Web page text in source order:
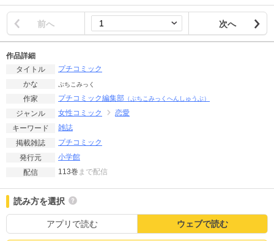
前へ 次へ
作品詳細
タイトル
プチコミック
かな
ぷちこみっく
作家 プチコミック編集部 （ぷちこみっくへんしゅうぶ）
ジャンル 女性コミック
恋愛
キーワード
雑誌
掲載雑誌
プチコミック
発行元
小学館
配信
113巻 まで配信
読み方を選択
アプリで読む ウェブで読む